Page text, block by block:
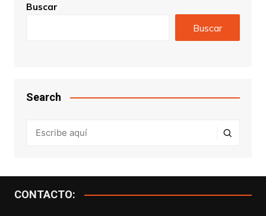
Buscar
Buscar
Search
CONTACTO: